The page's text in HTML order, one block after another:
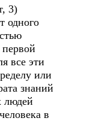
3)
одного
все эти
или
знаний
людей
в